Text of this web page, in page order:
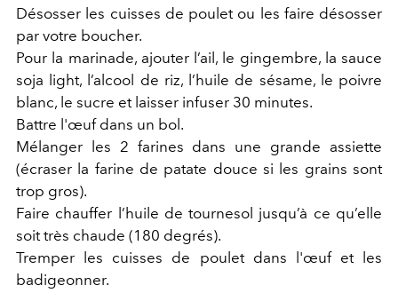
Désosser les cuisses de poulet ou les faire désosser
par votre boucher.
Pour la marinade, ajouter l’ail, le gingembre, la sauce
soja light, l’alcool de riz, l’huile de sésame, le poivre
blanc, le sucre et laisser infuser 30 minutes.
Battre l'œuf dans un bol.
Mélanger les 2 farines dans une grande assiette
(écraser la farine de patate douce si les grains sont
trop gros).
Faire chauffer l’huile de tournesol jusqu’à ce qu’elle
soit très chaude (180 degrés).
Tremper les cuisses de poulet dans l'œuf et les
badigeonner.